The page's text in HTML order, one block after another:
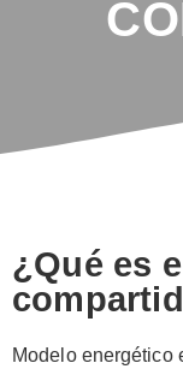
¿Qué es
Modelo energético